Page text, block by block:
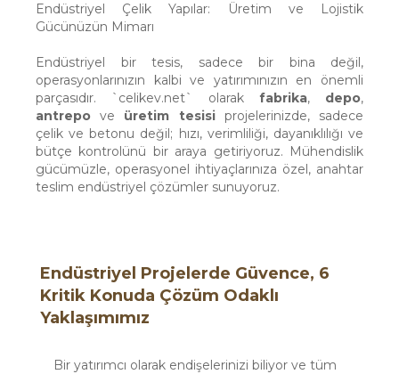
Endüstriyel Çelik Yapılar: Üretim ve Lojistik
Gücünüzün Mimarı
Endüstriyel bir tesis, sadece bir bina değil,
operasyonlarınızın kalbi ve yatırımınızın en önemli
parçasıdır. `celikev.net` olarak fabrika, depo,
antrepo ve üretim tesisi projelerinizde, sadece
çelik ve betonu değil; hızı, verimliliği, dayanıklılığı ve
bütçe kontrolünü bir araya getiriyoruz. Mühendislik
gücümüzle, operasyonel ihtiyaçlarınıza özel, anahtar
teslim endüstriyel çözümler sunuyoruz.
Endüstriyel Projelerde Güvence, 6
Kritik Konuda Çözüm Odaklı
Yaklaşımımız
Bir yatırımcı olarak endişelerinizi biliyor ve tüm